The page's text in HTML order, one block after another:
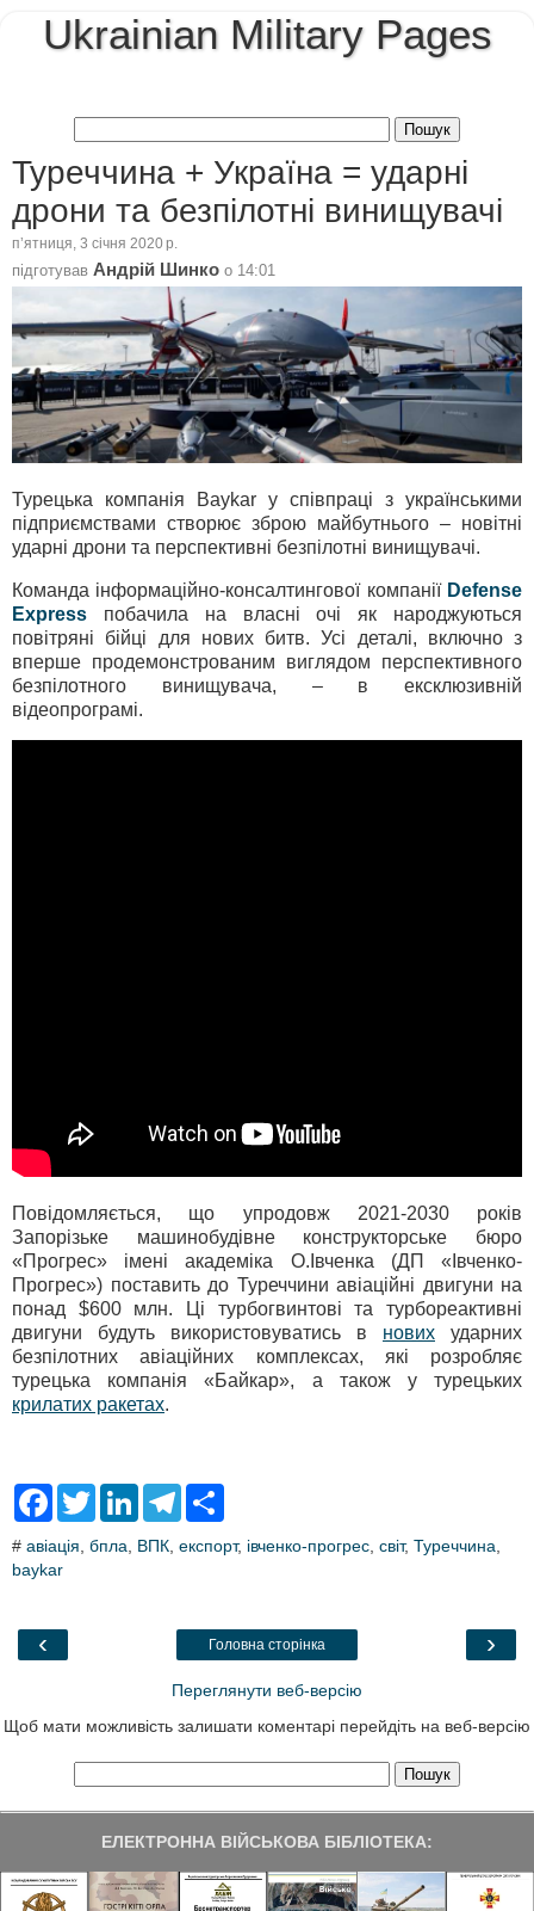
Ukrainian Military Pages
Туреччина + Україна = ударні
дрони та безпілотні винищувачі
пʼятниця, 3 січня 2020 р.
підготував Андрій Шинко о 14:01
Турецька компанія Baykar у співпраці з українськими
підприємствами створює зброю майбутнього – новітні
ударні дрони та перспективні безпілотні винищувачі.
Команда інформаційно-консалтингової компанії Defense
Express побачила на власні очі як народжуються
повітряні бійці для нових битв. Усі деталі, включно з
вперше продемонстрованим виглядом перспективного
безпілотного винищувача, – в ексклюзивній
відеопрограмі.
Повідомляється, що упродовж 2021-2030 років
Запорізьке машинобудівне конструкторське бюро
«Прогрес» імені академіка О.Івченка (ДП «Івченко-
Прогрес») поставить до Туреччини авіаційні двигуни на
понад $600 млн. Ці турбогвинтові та турбореактивні
двигуни будуть використовуватись в нових ударних
безпілотних авіаційних комплексах, які розробляє
турецька компанія «Байкар», а також у турецьких
крилатих ракетах.
F
e
b
k
T
t
L
k
T
e
m
r
# авіація бпла ВПК експорт, івченко-прогрес світ, Туреччина
baykar
‹ ›
Головна сторінка
Переглянути веб-версію
Щоб мати можливість залишати коментарі перейдіть на веб-версію
ЕЛЕКТРОННА ВІЙСЬКОВА БІБЛІОТЕКА: